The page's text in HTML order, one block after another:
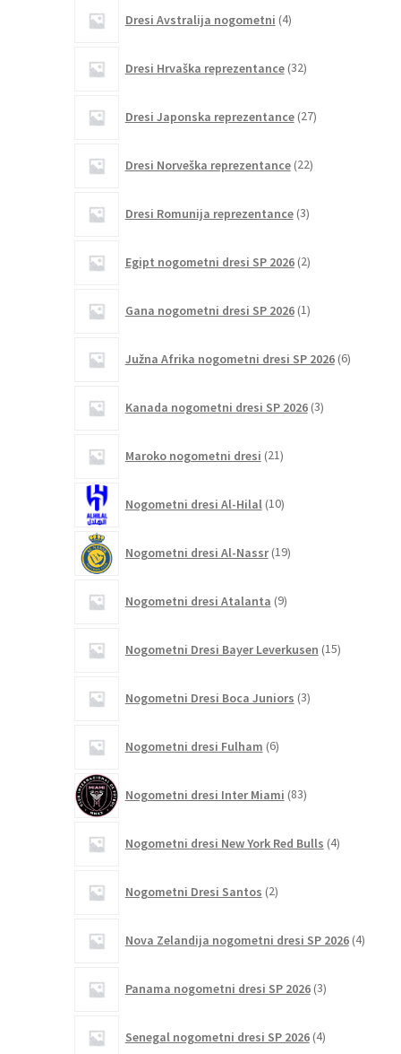
Dresi Avstralija nogometni 4izdelki
Dresi Hrvaška reprezentance 32izdelkov
Dresi Japonska reprezentance 27izdelkov
Dresi Norveška reprezentance 22izdelkov
Dresi Romunija reprezentance 3izdelki
Egipt nogometni dresi SP 2026 2izdelka
Gana nogometni dresi SP 2026 1izdelek
Južna Afrika nogometni dresi SP 2026 6izdelkov
Kanada nogometni dresi SP 2026 3izdelki
Maroko nogometni dresi 21izdelkov
Nogometni dresi Al-Hilal 10izdelkov
Nogometni dresi Al-Nassr 19izdelkov
Nogometni dresi Atalanta 9izdelkov
Nogometni Dresi Bayer Leverkusen 15izdelkov
Nogometni Dresi Boca Juniors 3izdelki
Nogometni dresi Fulham 6izdelkov
Nogometni dresi Inter Miami 83izdelkov
Nogometni dresi New York Red Bulls 4izdelki
Nogometni Dresi Santos 2izdelka
Nova Zelandija nogometni dresi SP 2026 4izdelki
Panama nogometni dresi SP 2026 3izdelki
Senegal nogometni dresi SP 2026 4izdelki